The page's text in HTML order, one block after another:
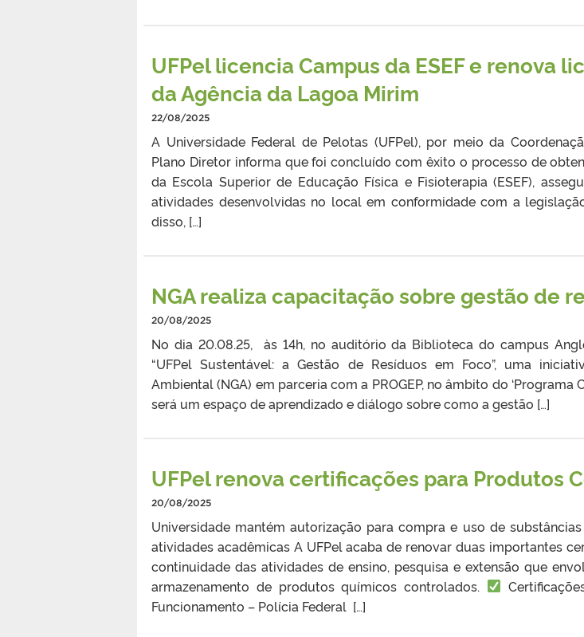
UFPel licencia Campus da ESEF e renova
da Agência da Lagoa Mirim
22/08/2025
A Universidade Federal de Pelotas (UFPel), por meio da
Plano Diretor informa que foi concluído com êxito o processo de
da Escola Superior de Educação Física e Fisioterapia (ESEF),
atividades desenvolvidas no local em conformidade com a
disso, […]
NGA realiza capacitação sobre gestão de
20/08/2025
No dia 20.08.25, às 14h, no auditório da Biblioteca do campus
“UFPel Sustentável: a Gestão de Resíduos em Foco”, uma
Ambiental (NGA) em parceria com a PROGEP, no âmbito do ‘Programa
será um espaço de aprendizado e diálogo sobre como a gestão […]
UFPel renova certificações para Produtos
20/08/2025
Universidade mantém autorização para compra e uso de
atividades acadêmicas A UFPel acaba de renovar duas importantes
continuidade das atividades de ensino, pesquisa e extensão que
armazenamento de produtos químicos controlados.
Funcionamento – Polícia Federal […]